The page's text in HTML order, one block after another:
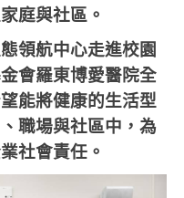
庭與社區。
領航中心走進校園
會羅東博愛醫院全
能將健康的生活型
職場與社區中，為
社會責任。